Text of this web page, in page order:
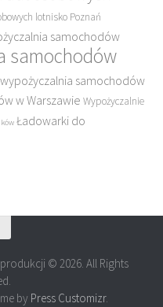
lotnisko Poznań
samochodów
samochodów
wypożyczalnia samochodów
w Warszawie Wypożyczalnie
Ładowarki do
© 2026. All Rights
by Press Customizr.